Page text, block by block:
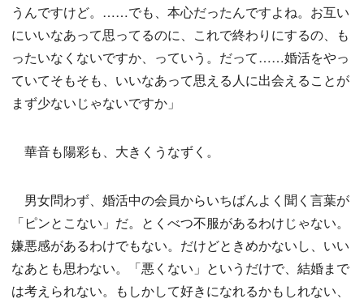
うんですけど。……でも、本心だったんですよね。お互い
にいいなあって思ってるのに、これで終わりにするの、も
ったいなくないですか、っていう。だって……婚活をやっ
ていてそもそも、いいなあって思える人に出会えることが
まず少ないじゃないですか」
華音も陽彩も、大きくうなずく。
男女問わず、婚活中の会員からいちばんよく聞く言葉が
「ピンとこない」だ。とくべつ不服があるわけじゃない。
嫌悪感があるわけでもない。だけどときめかないし、いい
なあとも思わない。「悪くない」というだけで、結婚まで
は考えられない。もしかして好きになれるかもしれない、